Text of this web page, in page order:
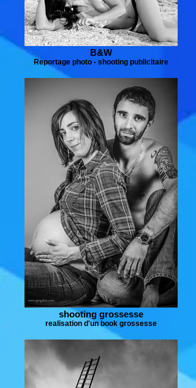
B&W
Reportage photo - shooting publicitaire
shooting grossesse
realisation d'un book grossesse